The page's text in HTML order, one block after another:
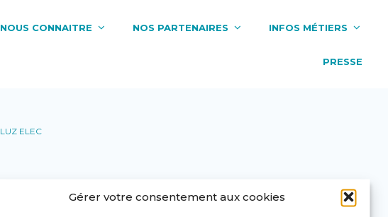
Gérer votre consentement aux cookies
NOUS CONNAITRE NOS PARTENAIRES INFOS MÉTIERS
PRESSE
LUZ ELEC